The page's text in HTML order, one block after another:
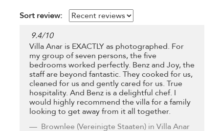
Sort review:
9.4/10
Villa Anar is EXACTLY as photographed. For
my group of seven persons, the five
bedrooms worked perfectly. Benz and Joy, the
staff are beyond fantastic. They cooked for us,
cleaned for us and gently cared for us. True
hospitality. And Benz is a delightful chef. I
would highly recommend the villa for a family
looking to get away from it all together.
Brownlee (Vereinigte Staaten) in Villa Anar